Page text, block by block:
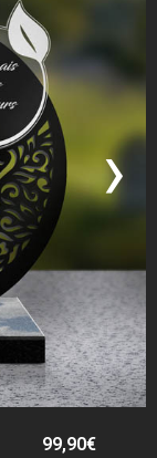
›
99,90€